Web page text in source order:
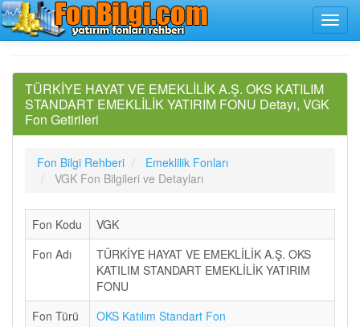
TÜRKİYE HAYAT VE EMEKLİLİK A.Ş. OKS KATILIM
STANDART EMEKLİLİK YATIRIM FONU Detayı, VGK
Fon Getirileri
Fon Bilgi Rehberi
Emeklilik Fonları
VGK Fon Bilgileri ve Detayları
Fon Kodu
VGK
Fon Adı
TÜRKİYE HAYAT VE EMEKLİLİK A.Ş. OKS
KATILIM STANDART EMEKLİLİK YATIRIM
FONU
Fon Türü
OKS Katılım Standart Fon